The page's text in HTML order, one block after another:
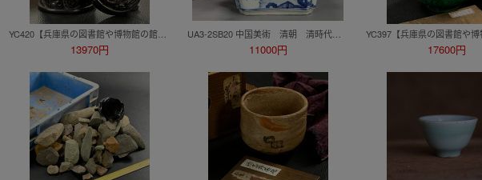
13970円 11000円 17600円